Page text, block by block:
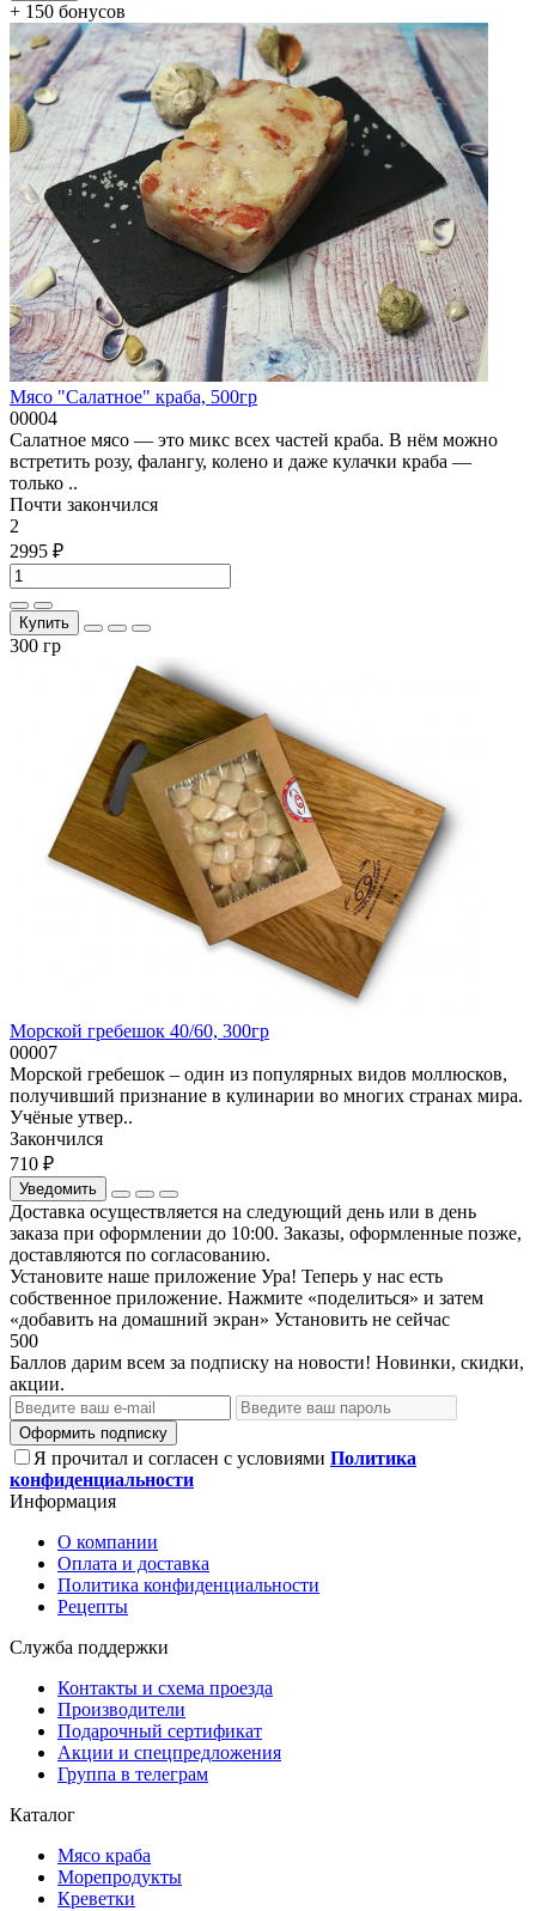
+ 150 бонусов
Мясо "Салатное" краба, 500гр
00004
Салатное мясо — это микс всех частей краба. В нём можно
встретить розу, фалангу, колено и даже кулачки краба —
только ..
Почти закончился
2
2995 ₽
Купить
300 гр
Морской гребешок 40/60, 300гр
00007
Морской гребешок – один из популярных видов моллюсков,
получивший признание в кулинарии во многих странах мира.
Учёные утвер..
Закончился
710 ₽
Уведомить
Доставка осуществляется на следующий день или в день
заказа при оформлении до 10:00. Заказы, оформленные позже,
доставляются по согласованию.
Установите наше приложение Ура! Теперь у нас есть
собственное приложение. Нажмите «поделиться» и затем
«добавить на домашний экран» Установить не сейчас
500
Баллов дарим всем за подписку на новости! Новинки, скидки,
акции.
Оформить подписку
Я прочитал и согласен с условиями Политика
конфиденциальности
Информация
О компании
Оплата и доставка
Политика конфиденциальности
Рецепты
Служба поддержки
Контакты и схема проезда
Производители
Подарочный сертификат
Акции и спецпредложения
Группа в телеграм
Каталог
Мясо краба
Морепродукты
Креветки